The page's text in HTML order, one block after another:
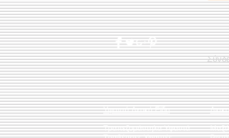
Υφαντά Λευκά Είδη
Τραπεζομάντηλα Υφαντά